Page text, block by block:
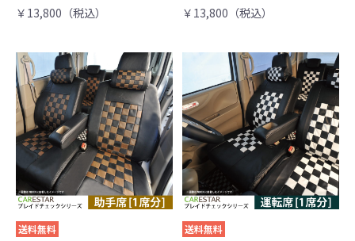
￥13,800（税込） ￥13,800（税込）
送料無料 送料無料